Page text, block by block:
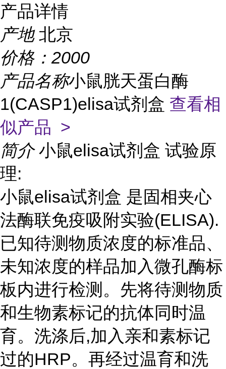
产品详情
产地 北京
价格： 2000
产品名称小鼠胱天蛋白酶
1(CASP1)elisa试剂盒 查看相
似产品 >
简介 小鼠elisa试剂盒 试验原
理:
小鼠elisa试剂盒 是固相夹心
法酶联免疫吸附实验(ELISA).
已知待测物质浓度的标准品、
未知浓度的样品加入微孔酶标
板内进行检测。先将待测物质
和生物素标记的抗体同时温
育。洗涤后,加入亲和素标记
过的HRP。再经过温育和洗